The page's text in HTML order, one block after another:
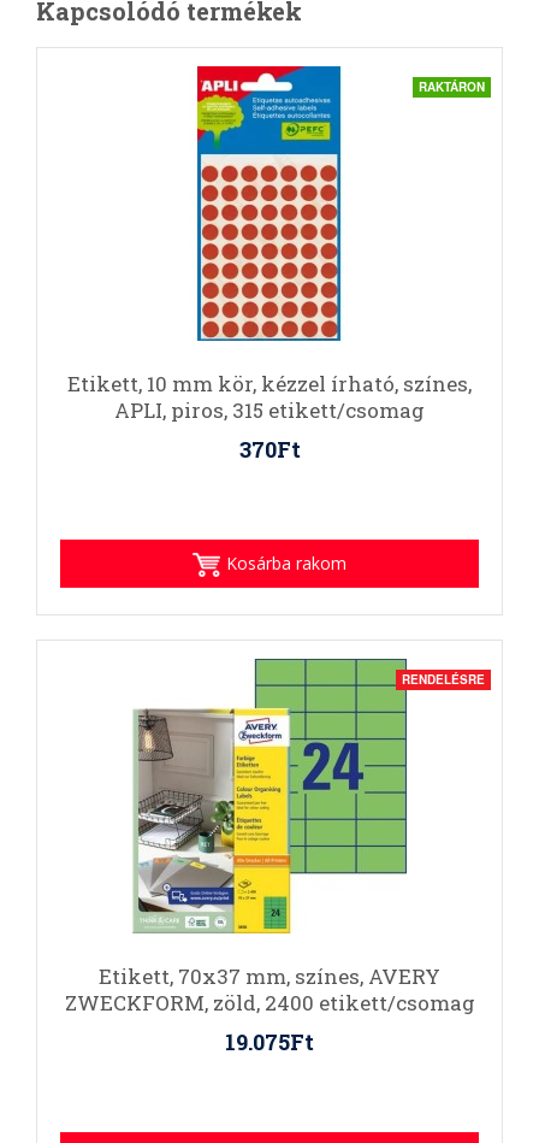
Kapcsolódó termékek
RAKTÁRON
Etikett, 10 mm kör, kézzel írható, színes,
APLI, piros, 315 etikett/csomag
370Ft
Kosárba rakom
RENDELÉSRE
Etikett, 70x37 mm, színes, AVERY
ZWECKFORM, zöld, 2400 etikett/csomag
19.075Ft